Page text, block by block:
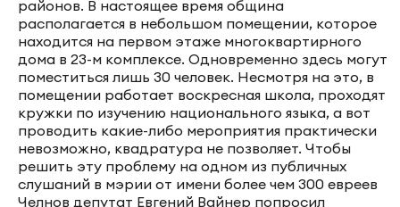
районов. В настоящее время община
располагается в небольшом помещении, которое
находится на первом этаже многоквартирного
дома в 23-м комплексе. Одновременно здесь могут
поместиться лишь 30 человек. Несмотря на это, в
помещении работает воскресная школа, проходят
кружки по изучению национального языка, а вот
проводить какие-либо мероприятия практически
невозможно, квадратура не позволяет. Чтобы
решить эту проблему на одном из публичных
слушаний в мэрии от имени более чем 300 евреев
Челнов депутат Евгений Вайнер попросил